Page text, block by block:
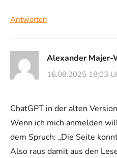
Antworten
Alexander Majer-
16.08.2025 18:03
ChatGPT in der alten
Wenn ich mich anmelden
dem Spruch: „Die Seite
Also raus damit aus den